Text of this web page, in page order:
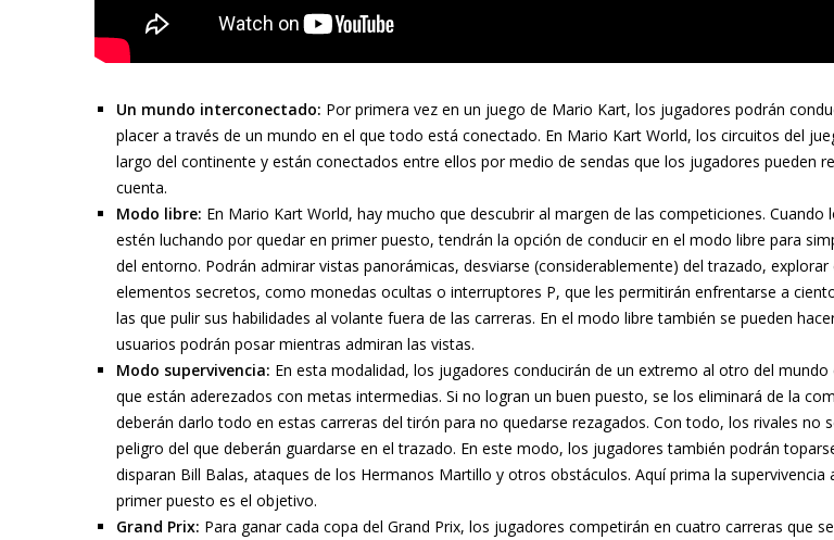
Un mundo interconectado: Por primera vez en un juego de Mario Kart, los jugadores podrán
placer a través de un mundo en el que todo está conectado. En Mario Kart World, los circuitos del
largo del continente y están conectados entre ellos por medio de sendas que los jugadores pueden
cuenta.
Modo libre: En Mario Kart World, hay mucho que descubrir al margen de las competiciones. Cuando
estén luchando por quedar en primer puesto, tendrán la opción de conducir en el modo libre para
del entorno. Podrán admirar vistas panorámicas, desviarse (considerablemente) del trazado, explorar
elementos secretos, como monedas ocultas o interruptores P, que les permitirán enfrentarse a
las que pulir sus habilidades al volante fuera de las carreras. En el modo libre también se pueden
usuarios podrán posar mientras admiran las vistas.
Modo supervivencia: En esta modalidad, los jugadores conducirán de un extremo al otro del mundo
que están aderezados con metas intermedias. Si no logran un buen puesto, se los eliminará de la
deberán darlo todo en estas carreras del tirón para no quedarse rezagados. Con todo, los rivales no
peligro del que deberán guardarse en el trazado. En este modo, los jugadores también podrán
disparan Bill Balas, ataques de los Hermanos Martillo y otros obstáculos. Aquí prima la supervivencia
primer puesto es el objetivo.
Grand Prix: Para ganar cada copa del Grand Prix, los jugadores competirán en cuatro carreras que